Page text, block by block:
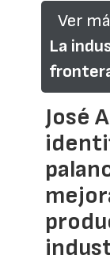
Ver
La
José